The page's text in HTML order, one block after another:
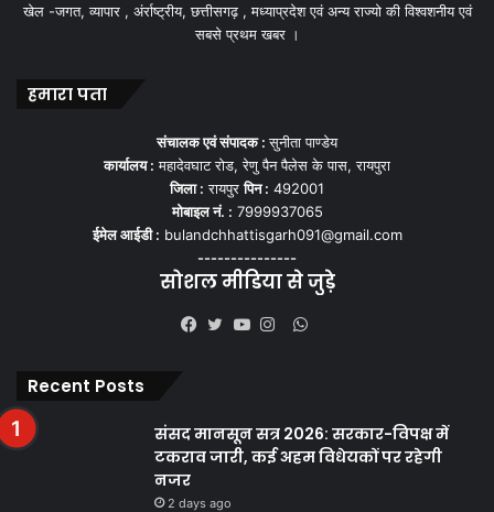
खेल -जगत, व्यापार , अंर्राष्ट्रीय, छत्तीसगढ़ , मध्याप्रदेश एवं अन्य राज्यो की विश्वशनीय एवं
सबसे प्रथम खबर ।
हमारा पता
संचालक एवं संपादक :सुनीता पाण्डेय
कार्यालय : महादेवघाट रोड, रेणु पैन पैलेस के पास, रायपुरा
जिला : रायपुरपिन : 492001
मोबाइल नं. : 7999937065
ईमेल आईडी : bulandchhattisgarh091@gmail.com
---------------
सोशल मीडिया से जुड़े
WhatsApp
Recent Posts
संसद मानसून सत्र 2026: सरकार-विपक्ष में
टकराव जारी, कई अहम विधेयकों पर रहेगी
नजर
2 days ago